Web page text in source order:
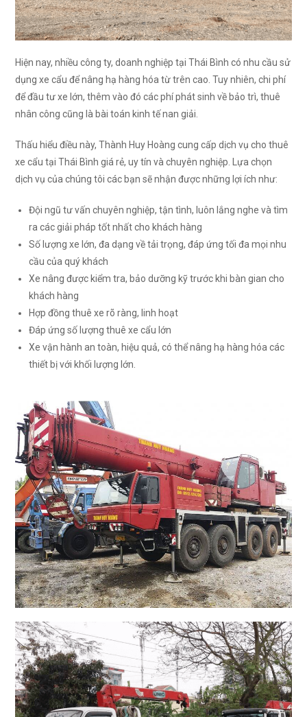
Hiện nay, nhiều công ty, doanh nghiệp tại Thái Bình có nhu cầu sử
dụng xe cẩu để nâng hạ hàng hóa từ trên cao. Tuy nhiên, chi phí
để đầu tư xe lớn, thêm vào đó các phí phát sinh về bảo trì, thuê
nhân công cũng là bài toán kinh tế nan giải.
Thấu hiểu điều này, Thành Huy Hoàng cung cấp dịch vụ cho thuê
xe cẩu tại Thái Bình giá rẻ, uy tín và chuyên nghiệp. Lựa chọn
dịch vụ của chúng tôi các bạn sẽ nhận được những lợi ích như:
Đội ngũ tư vấn chuyên nghiệp, tận tình, luôn lắng nghe và tìm
ra các giải pháp tốt nhất cho khách hàng
Số lượng xe lớn, đa dạng về tải trọng, đáp ứng tối đa mọi nhu
cầu của quý khách
Xe nâng được kiểm tra, bảo dưỡng kỹ trước khi bàn gian cho
khách hàng
Hợp đồng thuê xe rõ ràng, linh hoạt
Đáp ứng số lượng thuê xe cẩu lớn
Xe vận hành an toàn, hiệu quả, có thể nâng hạ hàng hóa các
thiết bị với khối lượng lớn.